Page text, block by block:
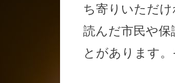
ち寄りいただけ
読んだ市民や
とがあります。